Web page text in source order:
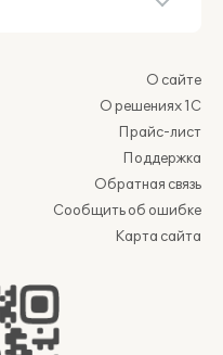
О сайте
О решениях 1С
Прайс-лист
Поддержка
Обратная связь
Сообщить об ошибке
Карта сайта